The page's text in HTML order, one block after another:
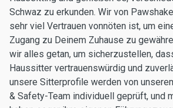
Schwaz zu erkunden. Wir von
sehr viel Vertrauen vonnöten ist, um
Zugang zu Deinem Zuhause zu
wir alles getan, um sicherzustellen,
Haussitter vertrauenswürdig und
unsere Sitterprofile werden von
& Safety-Team individuell geprüft, und